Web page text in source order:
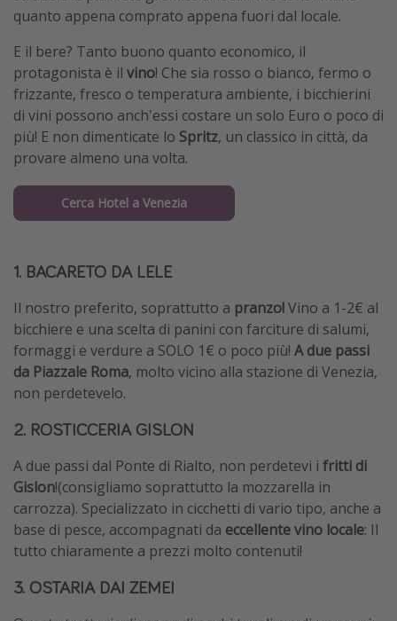
quanto appena comprato appena fuori dal locale.
E il bere? Tanto buono quanto economico, il
protagonista è il vino! Che sia rosso o bianco, fermo o
frizzante, fresco o temperatura ambiente, i bicchierini
di vini possono anch'essi costare un solo Euro o poco di
più! E non dimenticate lo Spritz, un classico in città, da
provare almeno una volta.
Cerca Hotel a Venezia
1. BACARETO DA LELE
Il nostro preferito, soprattutto a pranzo!Vino a 1-2€ al
bicchiere e una scelta di panini con farciture di salumi,
formaggi e verdure a SOLO 1€ o poco più! A due passi
da Piazzale Roma, molto vicino alla stazione di Venezia,
non perdetevelo.
2. ROSTICCERIA GISLON
A due passi dal Ponte di Rialto, non perdetevi i fritti di
Gislon!(consigliamo soprattutto la mozzarella in
carrozza). Specializzato in cicchetti di vario tipo, anche a
base di pesce, accompagnati da eccellente vino locale: Il
tutto chiaramente a prezzi molto contenuti!
3. OSTARIA DAI ZEMEI